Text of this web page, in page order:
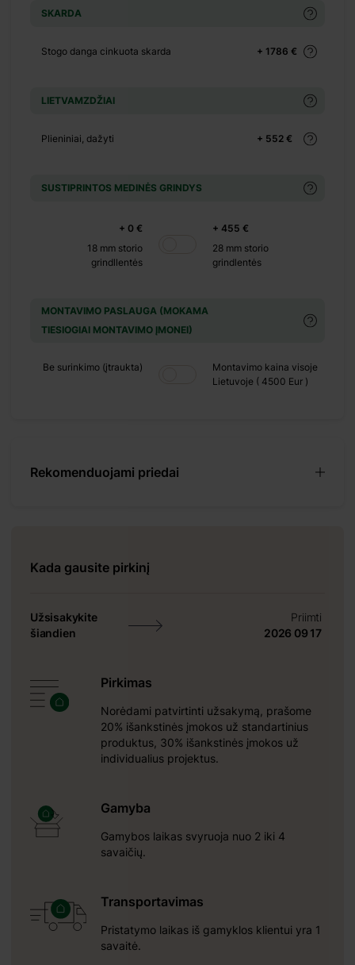
SKARDA
+ 1786 €
Stogo danga cinkuota skarda
LIETVAMZDŽIAI
+ 552 €
Plieniniai, dažyti
SUSTIPRINTOS MEDINĖS GRINDYS
+ 0 €
18 mm storio
grindllentės
+ 455 €
28 mm storio
grindlentės
MONTAVIMO PASLAUGA (MOKAMA
TIESIOGIAI MONTAVIMO ĮMONEI)
Be surinkimo (įtraukta)
Montavimo kaina visoje
Lietuvoje ( 4500 Eur )
Rekomenduojami priedai
Kada gausite pirkinį
Užsisakykite
šiandien
Priimti
2026 09 17
Pirkimas
Norėdami patvirtinti užsakymą, prašome
20% išankstinės įmokos už standartinius
produktus, 30% išankstinės įmokos už
individualius projektus.
Gamyba
Gamybos laikas svyruoja nuo 2 iki 4
savaičių.
Transportavimas
Pristatymo laikas iš gamyklos klientui yra 1
savaitė.
+ 1100 €
išdėstyti
ir paslapties.